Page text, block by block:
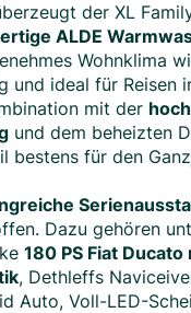
der XL
ALDE
Wohnklima
und ideal für Reisen
mit der
und dem beheizten
bestens für den
Dazu gehören
180 PS Fiat
, Dethleffs
Auto, Voll-LED-